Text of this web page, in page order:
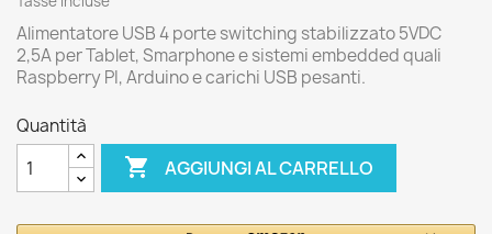
Alimentatore USB 4 porte switching stabilizzato 5VDC
2,5A per Tablet, Smarphone e sistemi embedded quali
Raspberry PI, Arduino e carichi USB pesanti.
Quantità
 AGGIUNGI AL CARRELLO